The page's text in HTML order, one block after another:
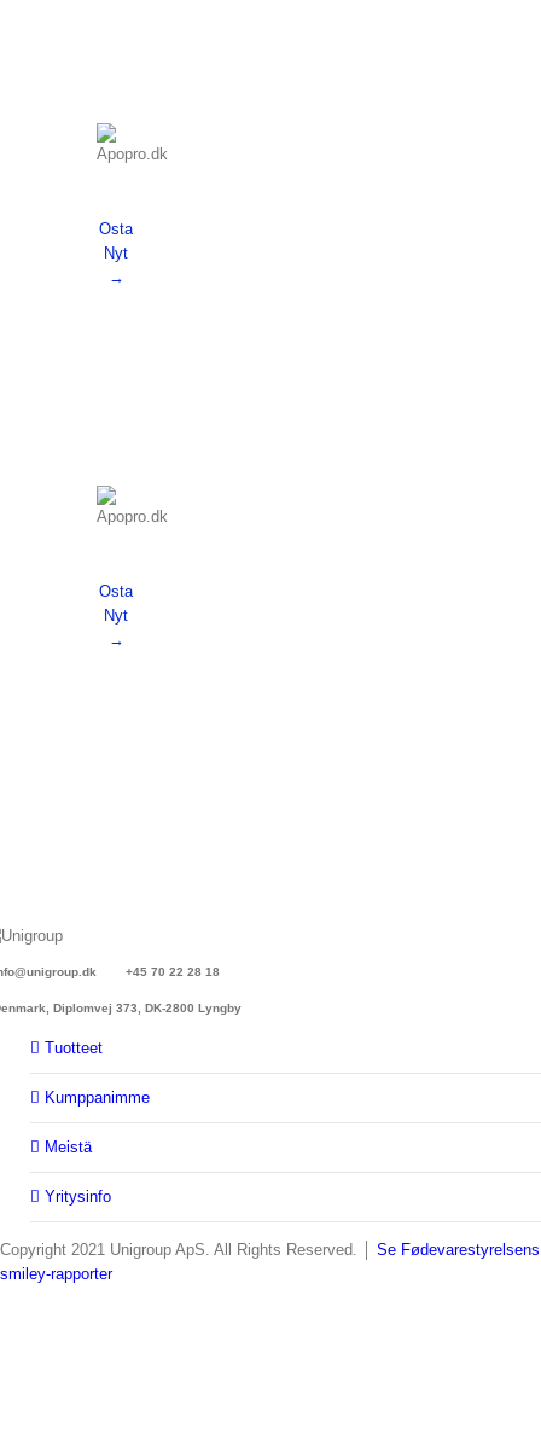
Osta
Nyt
→
Osta
Nyt
→
+45 70 22 28 18
Diplomvej 373, DK-2800 Lyngby
Tuotteet
Kumppanimme
Meistä
Yritysinfo
Copyright 2021 Unigroup ApS. All Rights Reserved. │ Se Fødevarestyrelsens
smiley-rapporter